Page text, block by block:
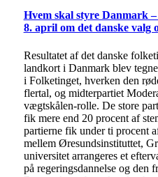
Hvem skal styre Danmark
8. april om det danske valg
Resultatet af det danske
landkort i Danmark blev
i Folketinget, hverken den
flertal, og midterpartiet
vægtskålen-rolle. De store
fik mere end 20 procent af
partierne fik under ti procent
mellem Øresundsinstituttet,
universitet arrangeres et
på regeringsdannelse og